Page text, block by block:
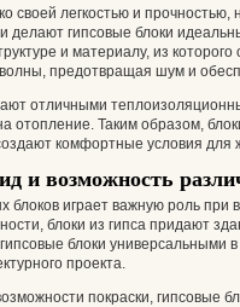
своей легкостью и
делают гипсовые блоки
и материалу, из
предотвращая шум и
отличными
отопление. Таким образом,
комфортные условия
и возможность
блоков играет важную роль при
блоки из гипса придают
блоки универсальными
проекта.
покраски, гипсовые